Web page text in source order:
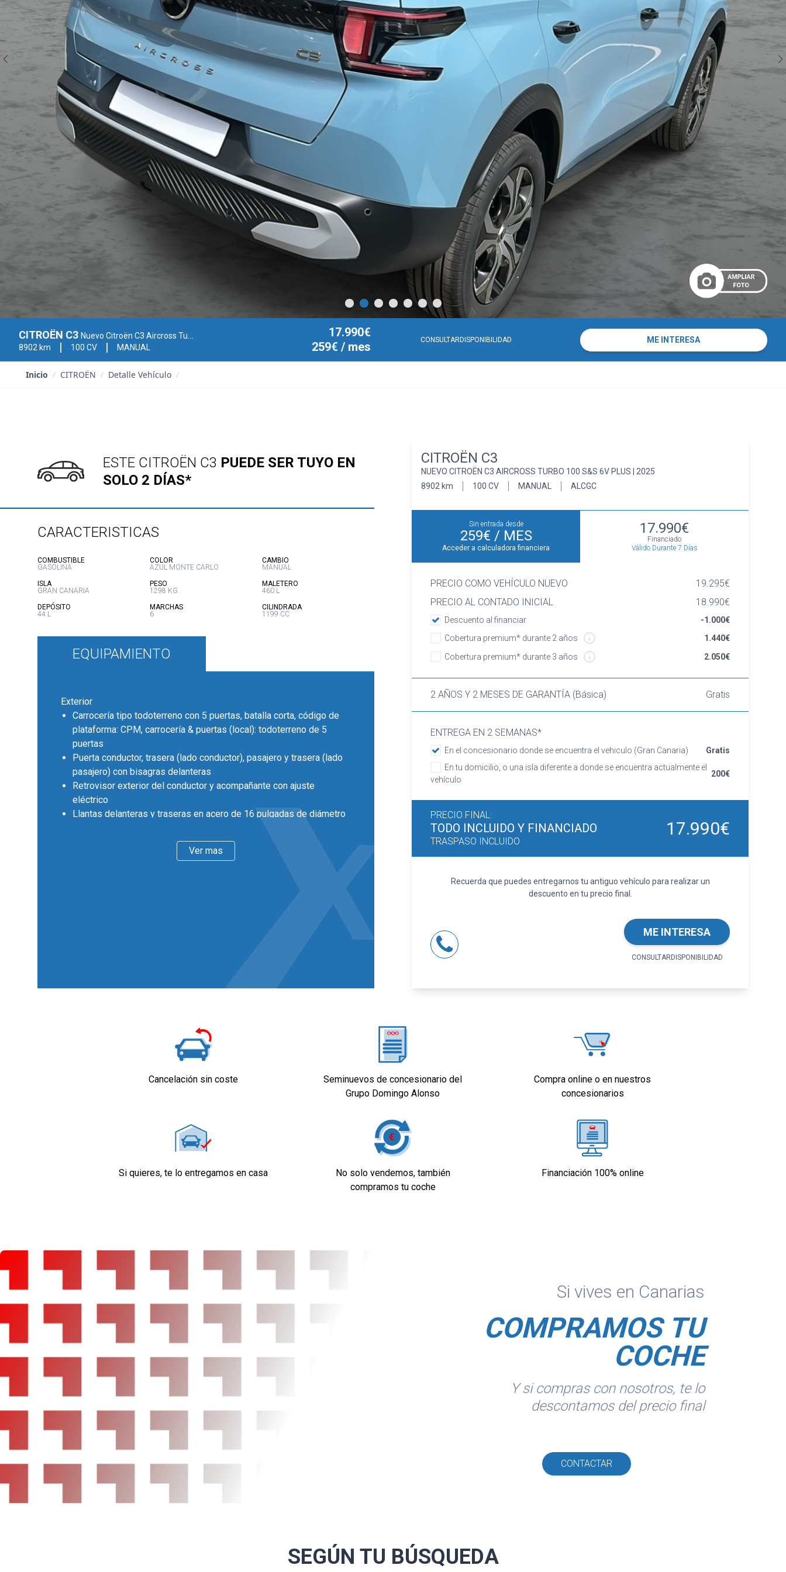
CITROËN C3 Nuevo Citroën C3 Aircross Turbo 100 S&S 6v PLUS
8902 km
100 CV MANUAL
17.990€
259€ / mes CONSULTARDISPONIBILIDAD ME INTERESA
Inicio / CITROËN / Detalle Vehículo /
ESTE CITROËN C3 PUEDE SER TUYO EN
SOLO 2 DÍAS*
CARACTERISTICAS
COMBUSTIBLE:
GASOLINA
COLOR
AZUL MONTE CARLO
CAMBIO
MANUAL
ISLA:
GRAN CANARIA
PESO
1298 KG.
MALETERO
460 L
DEPÓSITO
44 L
MARCHAS:
6
CILINDRADA:
1199 CC
EQUIPAMIENTO
Exterior
Carrocería tipo todoterreno con 5 puertas, batalla corta, código de
plataforma: CPM, carrocería & puertas (local): todoterreno de 5
puertas
Puerta conductor, trasera (lado conductor), pasajero y trasera (lado
pasajero) con bisagras delanteras
Retrovisor exterior del conductor y acompañante con ajuste
eléctrico
Llantas delanteras y traseras en acero de 16 pulgadas de diámetro
Faros con lente de superficie compleja, bombilla LED y luz larga con
Elevalunas eléctricos delanteros
Sistema de ventilación
Sistema de distancia de aparcamiento traseros con sensor
Airbag frontal del conductor y acompañante
Indicador de baja presión de los neumáticos
dirigirse a concesionario.
Ver mas
CITROËN C3
NUEVO CITROËN C3 AIRCROSS TURBO 100 S&S 6V PLUS | 2025
8902 km
100 CV MANUAL ALCGC
Sin entrada desde
259€ / MES
Acceder a calculadora financiera
17.990€
Financiado
Válido Durante 7 Días
PRECIO COMO VEHÍCULO NUEVO
19.295€
PRECIO AL CONTADO INICIAL
18.990€
Descuento al financiar
-1.000€
Cobertura premium* durante 2 años
1.440€
Cobertura premium* durante 3 años
2.050€
2 AÑOS Y 2 MESES DE GARANTÍA (Básica) Gratis
ENTREGA EN 2 SEMANAS*
En el concesionario donde se encuentra el vehiculo (Gran Canaria)
Gratis
En tu domicilio, o una isla diferente a donde se encuentra actualmente el
vehículo
200€
PRECIO FINAL:
TODO INCLUIDO Y FINANCIADO
TRASPASO INCLUIDO
17.990€
Recuerda que puedes entregarnos tu antiguo vehículo para realizar un
descuento en tu precio final.
ME INTERESA
CONSULTARDISPONIBILIDAD
Cancelación sin coste
Seminuevos de concesionario del
Grupo Domingo Alonso
Compra online o en nuestros
concesionarios
Si quieres, te lo entregamos en casa
No solo vendemos, también
compramos tu coche
Financiación 100% online
Si vives en Canarias
COMPRAMOS TU
COCHE
Y si compras con nosotros, te lo
descontamos del precio final
CONTACTAR
SEGÚN TU BÚSQUEDA